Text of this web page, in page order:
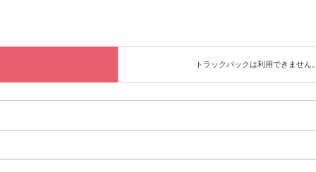
トラックバックは利用できません。